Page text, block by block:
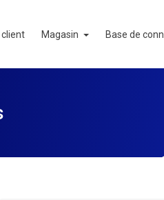
client Magasin Base de